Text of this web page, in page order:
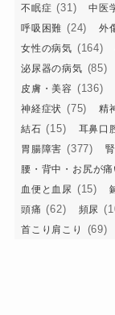
不眠症 (31) 中医
呼吸困難 (24) 外
女性の病気 (164)
泌尿器の病気 (85)
皮膚・美容 (136)
神経症状 (75) 精
結石 (15) 耳鼻口
胃腸障害 (377)
腰・背中・お尻が痛
血便と血尿 (15)
頭痛 (62) 頻尿
首こり肩こり (69)